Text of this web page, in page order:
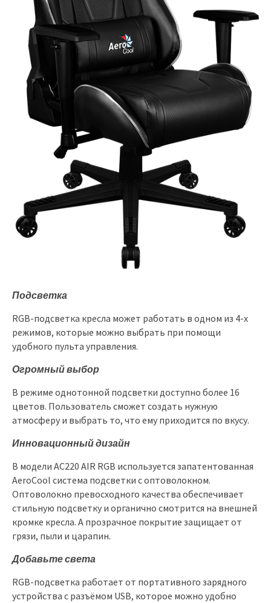
Подсветка
RGB-подсветка кресла может работать в одном из 4-х
режимов, которые можно выбрать при помощи
удобного пульта управления.
Огромный выбор
В режиме однотонной подсветки доступно более 16
цветов. Пользователь сможет создать нужную
атмосферу и выбрать то, что ему приходится по вкусу.
Инновационный дизайн
В модели AC220 AIR RGB используется запатентованная
AeroСool система подсветки с оптоволокном.
Оптоволокно превосходного качества обеспечивает
стильную подсветку и органично смотрится на внешней
кромке кресла. А прозрачное покрытие защищает от
грязи, пыли и царапин.
Добавьте света
RGB-подсветка работает от портативного зарядного
устройства с разъёмом USB, которое можно удобно